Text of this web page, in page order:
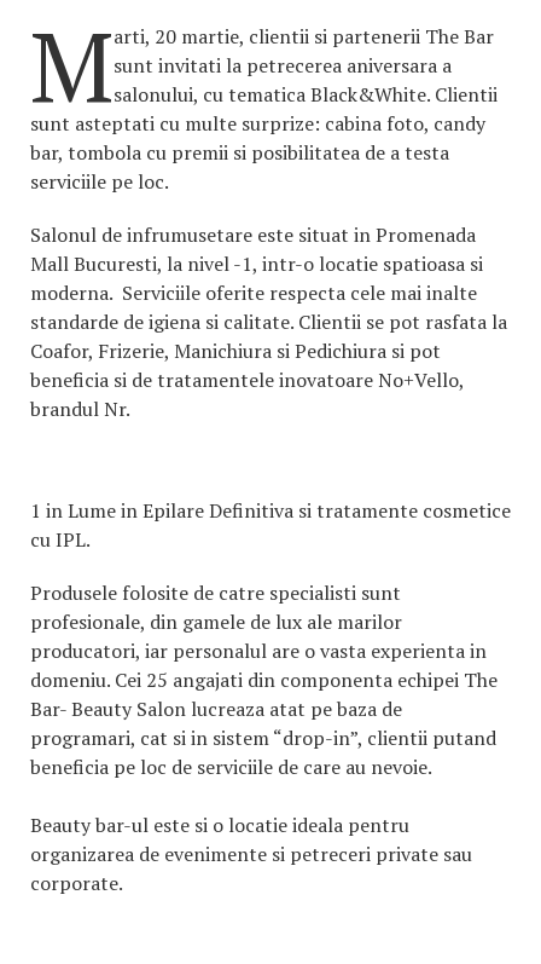
Marti, 20 martie, clientii si partenerii The Bar
sunt invitati la petrecerea aniversara a
salonului, cu tematica Black&White. Clientii
sunt asteptati cu multe surprize: cabina foto, candy
bar, tombola cu premii si posibilitatea de a testa
serviciile pe loc.
Salonul de infrumusetare este situat in Promenada
Mall Bucuresti, la nivel -1, intr-o locatie spatioasa si
moderna. Serviciile oferite respecta cele mai inalte
standarde de igiena si calitate. Clientii se pot rasfata la
Coafor, Frizerie, Manichiura si Pedichiura si pot
beneficia si de tratamentele inovatoare No+Vello,
brandul Nr.
1 in Lume in Epilare Definitiva si tratamente cosmetice
cu IPL.
Produsele folosite de catre specialisti sunt
profesionale, din gamele de lux ale marilor
producatori, iar personalul are o vasta experienta in
domeniu. Cei 25 angajati din componenta echipei The
Bar- Beauty Salon lucreaza atat pe baza de
programari, cat si in sistem “drop-in”, clientii putand
beneficia pe loc de serviciile de care au nevoie.
Beauty bar-ul este si o locatie ideala pentru
organizarea de evenimente si petreceri private sau
corporate.